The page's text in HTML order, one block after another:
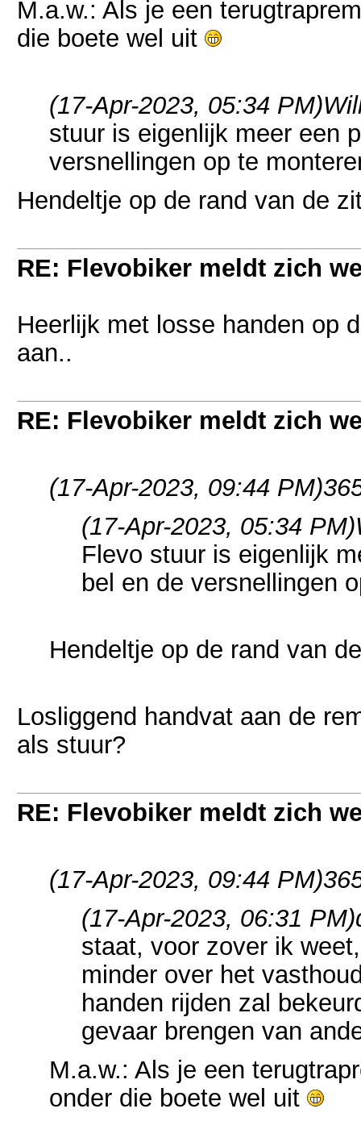
M.a.w.: Als je een
die boete wel uit
(17-Apr-2023, 05:34 PM)
stuur is eigenlijk meer een
versnellingen op te
Hendeltje op de rand van de
RE: Flevobiker meldt zich
Heerlijk met losse handen op
aan..
RE: Flevobiker meldt zich
(17-Apr-2023, 09:44 PM)
(17-Apr-2023, 05:34 PM)
Flevo stuur is eigenlijk
bel en de versnellingen
Hendeltje op de rand van
Losliggend handvat aan de
als stuur?
RE: Flevobiker meldt zich
(17-Apr-2023, 09:44 PM)
(17-Apr-2023, 06:31 PM)
staat, voor zover ik
minder over het
handen rijden zal
gevaar brengen van
M.a.w.: Als je een
onder die boete wel uit